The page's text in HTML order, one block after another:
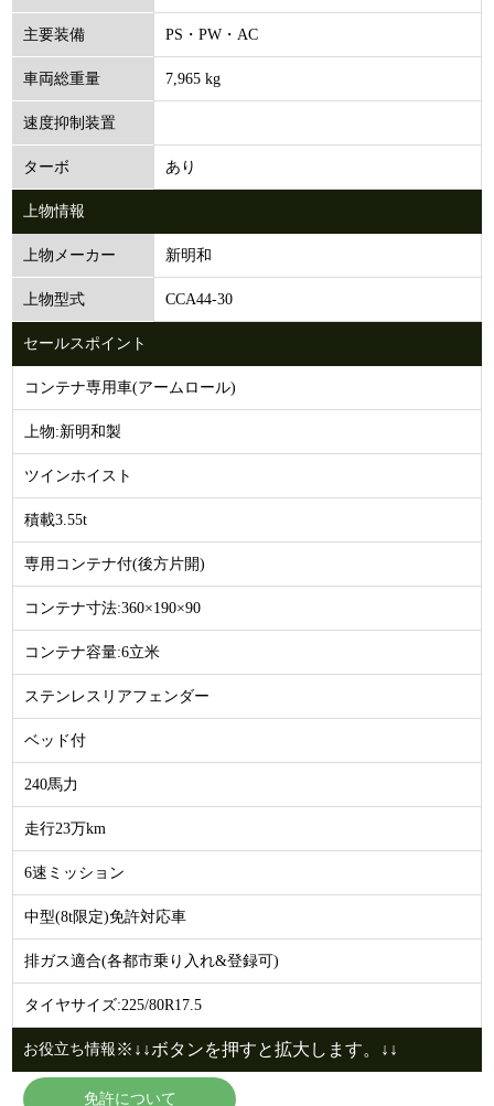
主要装備 PS・PW・AC
車両総重量 7,965 kg
速度抑制装置
ターボ あり
上物情報
上物メーカー 新明和
上物型式 CCA44-30
セールスポイント
コンテナ専用車(アームロール)
上物:新明和製
ツインホイスト
積載3.55t
専用コンテナ付(後方片開)
コンテナ寸法:360×190×90
コンテナ容量:6立米
ステンレスリアフェンダー
ベッド付
240馬力
走行23万km
6速ミッション
中型(8t限定)免許対応車
排ガス適合(各都市乗り入れ&登録可)
タイヤサイズ:225/80R17.5
お役立ち情報 ※↓↓ボタンを押すと拡大します。↓↓
免許について